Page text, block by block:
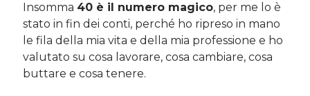
Insomma 40 è il numero magico, per me lo è
stato in fin dei conti, perché ho ripreso in mano
le fila della mia vita e della mia professione e ho
valutato su cosa lavorare, cosa cambiare, cosa
buttare e cosa tenere.